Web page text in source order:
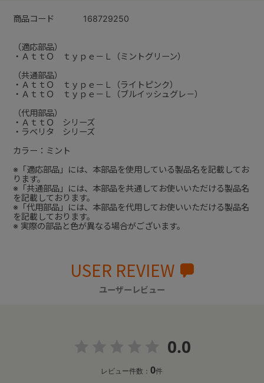
商品コード 168729250
（適応部品）
・ＡｔｔＯ ｔｙｐｅ－Ｌ（ミントグリーン）
（共通部品）
・ＡｔｔＯ ｔｙｐｅ－Ｌ（ライトピンク）
・ＡｔｔＯ ｔｙｐｅ－Ｌ（ブルイッシュグレ－）
（代用部品）
・ＡｔｔＯ シリーズ
・ラベリタ シリーズ
カラー：ミント
※「適応部品」には、本部品を使用している製品名を記載してお
ります。
※「共通部品」には、本部品を共通してお使いいただける製品名
を記載しております。
※「代用部品」には、本部品を代用してお使いいただける製品名
を記載しております。
※ 実際の部品と色が異なる場合がございます。
USER REVIEW
ユーザーレビュー
0.0
レビュー件数：0件